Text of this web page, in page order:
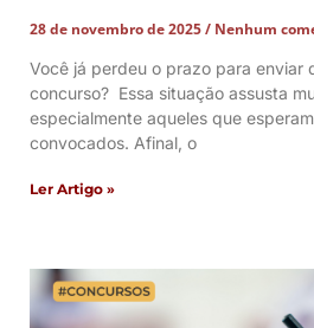
28 de novembro de 2025
Nenhum
Você já perdeu o prazo para enviar
concurso? Essa situação assusta
especialmente aqueles que
convocados. Afinal, o
Ler Artigo »